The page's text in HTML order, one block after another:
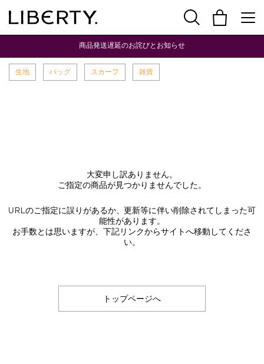
商品発送遅延のお詫びとお知らせ
生地 バッグ スカーフ 雑貨
大変申し訳ありません。
ご指定の商品が見つかりませんでした。
URLのご指定に誤りがあるか、更新等に伴い削除されてしまった可
能性があります。
お手数とは思いますが、下記リンクからサイトへ移動してくださ
い。
トップページへ